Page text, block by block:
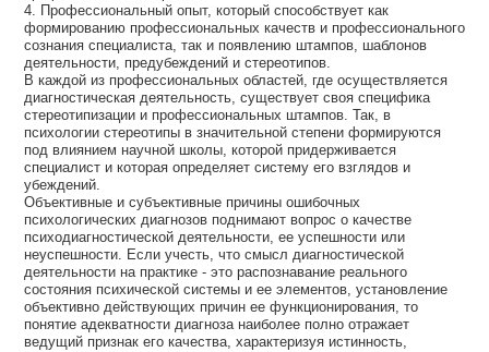
4. Профессиональный опыт, который способствует как
формированию профессиональных качеств и профессионального
сознания специалиста, так и появлению штампов, шаблонов
деятельности, предубеждений и стереотипов.
В каждой из профессиональных областей, где осуществляется
диагностическая деятельность, существует своя специфика
стереотипизации и профессиональных штампов. Так, в
психологии стереотипы в значительной степени формируются
под влиянием научной школы, которой придерживается
специалист и которая определяет систему его взглядов и
убеждений.
Объективные и субъективные причины ошибочных
психологических диагнозов поднимают вопрос о качестве
психодиагностической деятельности, ее успешности или
неуспешности. Если учесть, что смысл диагностической
деятельности на практике - это распознавание реального
состояния психической системы и ее элементов, установление
объективно действующих причин ее функционирования, то
понятие адекватности диагноза наиболее полно отражает
ведущий признак его качества, характеризуя истинность,